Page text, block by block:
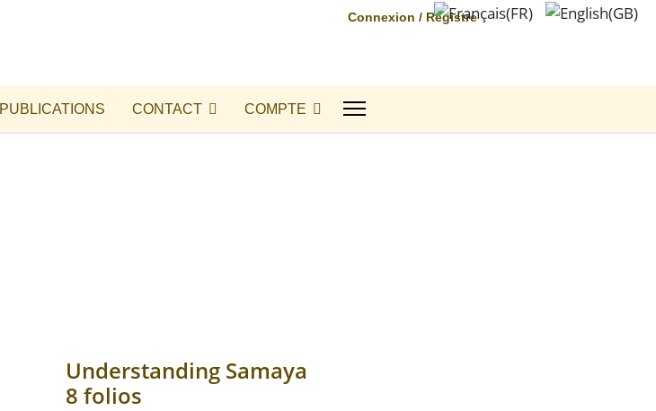
Connexion / Registre
PUBLICATIONS CONTACT COMPTE
Understanding Samaya
8 folios